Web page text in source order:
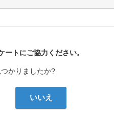
ートにご協力ください。
かりましたか?
いいえ